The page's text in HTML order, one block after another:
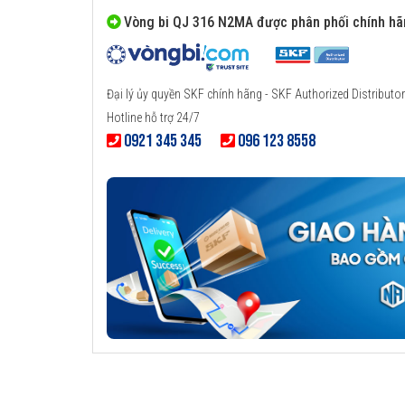
Vòng bi QJ 316 N2MA được phân phối chính
Đại lý ủy quyền SKF chính hãng - SKF Authorized Distributor
Hotline hỗ trợ 24/7
0921 345 345 096 123 8558